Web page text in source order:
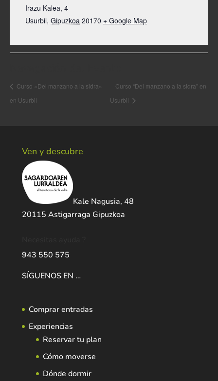
Irazu Kalea, 4
Usurbil, Gipuzkoa 20170 + Google Map
Curso «Del manzano a la sidra»
en Usurbil
Curso “Del manzano a la sidra” en
Usurbil
Ven y descubre
Kale Nagusia, 48
20115 Astigarraga Gipuzkoa
943 550 575
SÍGUENOS EN …
Comprar entradas
Experiencias
Reservar tu plan
Cómo moverse
Dónde dormir